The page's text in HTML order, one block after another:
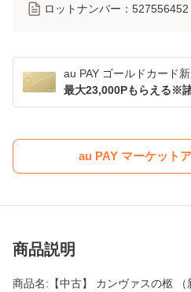
ロットナンバー： 527556452
au PAY ゴールドカード
最大23,000Pもらえる※
au PAY マーケット
商品説明
商品名:【中古】 カンヴァスの柩